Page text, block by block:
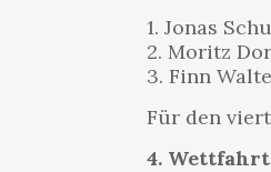
1. Jonas
2. Moritz
3. Finn
Für den
4.